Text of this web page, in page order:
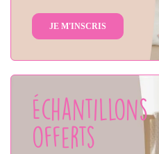
JE M'INSCRIS
Échantillons
offerts